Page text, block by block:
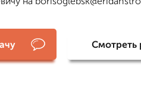
Смотреть